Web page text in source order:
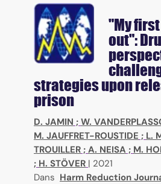
"My
out":
strategies upon
prison
D. JAMIN ; W.
M. JAUFFRET-ROUSTIDE ; L.
TROUILLER ; A. NEISA ; M.
; H. STÖVER | 2021
Dans Harm Reduction